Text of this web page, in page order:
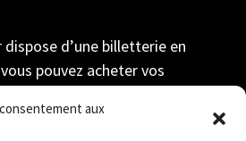
aux
dispose d’une billetterie en
pouvez acheter vos
votre compte durant toute la